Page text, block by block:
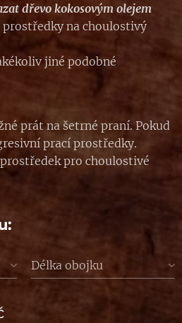
dřevo kokosovým olejem
na choulostivý
jiné podobné
prát na šetrné praní. Pokud
prací prostředky.
pro choulostivé
Délka obojku